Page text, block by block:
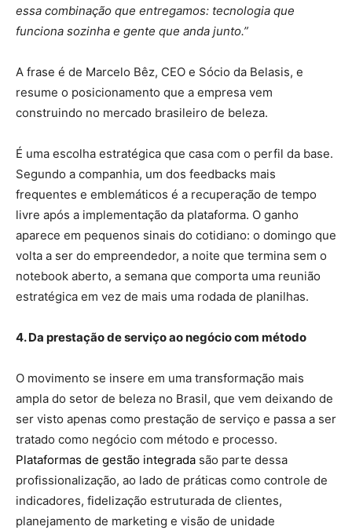
essa combinação que entregamos: tecnologia que
funciona sozinha e gente que anda junto.”
A frase é de Marcelo Bêz, CEO e Sócio da Belasis, e
resume o posicionamento que a empresa vem
construindo no mercado brasileiro de beleza.
É uma escolha estratégica que casa com o perfil da base.
Segundo a companhia, um dos feedbacks mais
frequentes e emblemáticos é a recuperação de tempo
livre após a implementação da plataforma. O ganho
aparece em pequenos sinais do cotidiano: o domingo que
volta a ser do empreendedor, a noite que termina sem o
notebook aberto, a semana que comporta uma reunião
estratégica em vez de mais uma rodada de planilhas.
4. Da prestação de serviço ao negócio com método
O movimento se insere em uma transformação mais
ampla do setor de beleza no Brasil, que vem deixando de
ser visto apenas como prestação de serviço e passa a ser
tratado como negócio com método e processo.
Plataformas de gestão integrada são parte dessa
profissionalização, ao lado de práticas como controle de
indicadores, fidelização estruturada de clientes,
planejamento de marketing e visão de unidade